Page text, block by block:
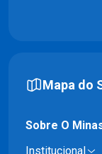
Mapa do
Sobre O
Institucional